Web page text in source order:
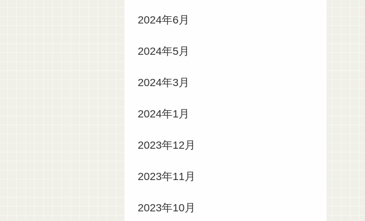
2024年6月
2024年5月
2024年3月
2024年1月
2023年12月
2023年11月
2023年10月